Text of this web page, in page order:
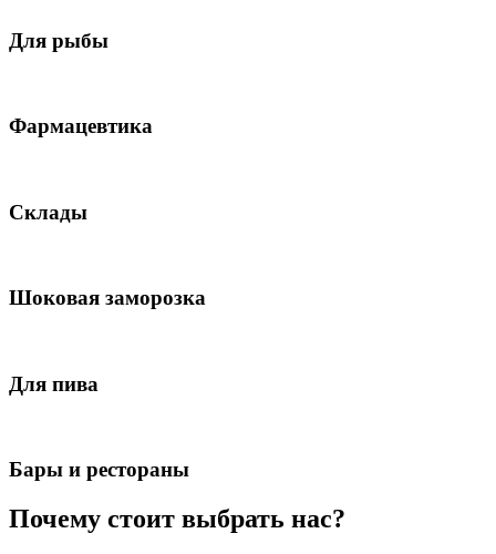
Для рыбы
Фармацевтика
Склады
Шоковая заморозка
Для пива
Бары и рестораны
Почему стоит выбрать нас?